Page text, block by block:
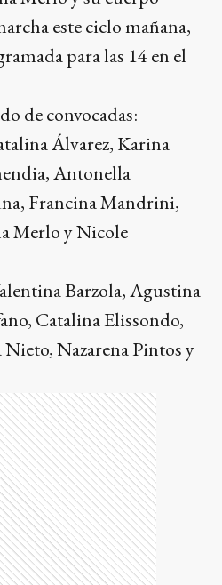
este ciclo mañana,
para las 14 en el
de convocadas:
Álvarez, Karina
Antonella
Francina Mandrini,
Merlo y Nicole
Barzola, Agustina
Catalina Elissondo,
Nazarena Pintos y